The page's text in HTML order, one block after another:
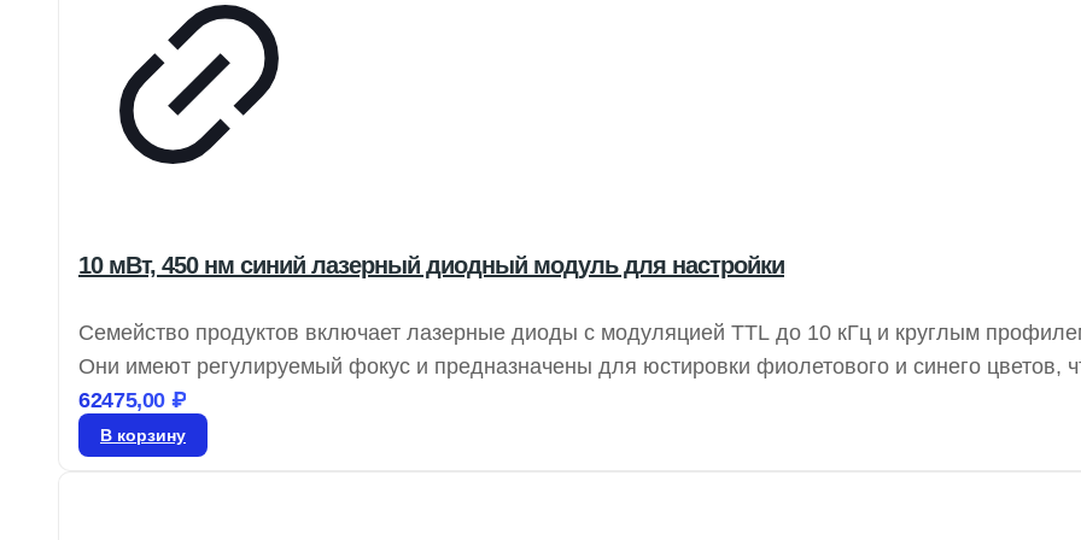
10 мВт, 450 нм синий лазерный диодный модуль для настройки
Семейство продуктов включает лазерные диоды с модуляцией TTL до 10 кГц и круглым
Они имеют регулируемый фокус и предназначены для юстировки фиолетового и синего цветов,
их идеальными для измерений. Варианты выходной мощности колеблются от 1 до 100 мВт, что
интеграцию в визуальные системы и системы монохроматического зрения.
62475,00 ₽
В корзину